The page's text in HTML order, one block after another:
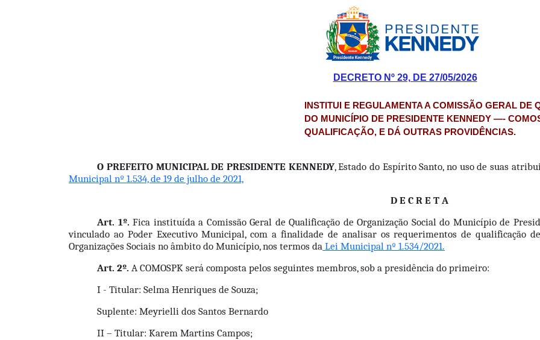
DECRETO Nº 29, DE 27/05/2026
INSTITUI E REGULAMENTA A COMISSÃO GERAL
DO MUNICÍPIO DE PRESIDENTE KENNEDY —-
QUALIFICAÇÃO, E DÁ OUTRAS PROVIDÊNCIAS.
O PREFEITO MUNICIPAL DE PRESIDENTE KENNEDY, Estado do Espírito Santo, no uso de suas
Municipal nº 1.534, de 19 de julho de 2021,
D E C R E T A
Art. 1º. Fica instituída a Comissão Geral de Qualificação de Organização Social do Município de
vinculado ao Poder Executivo Municipal, com a finalidade de analisar os requerimentos de qualificação
Organizações Sociais no âmbito do Município, nos termos da Lei Municipal nº 1.534/2021.
Art. 2º. A COMOSPK será composta pelos seguintes membros, sob a presidência do primeiro:
I - Titular: Selma Henriques de Souza;
Suplente: Meyrielli dos Santos Bernardo
II – Titular: Karem Martins Campos;